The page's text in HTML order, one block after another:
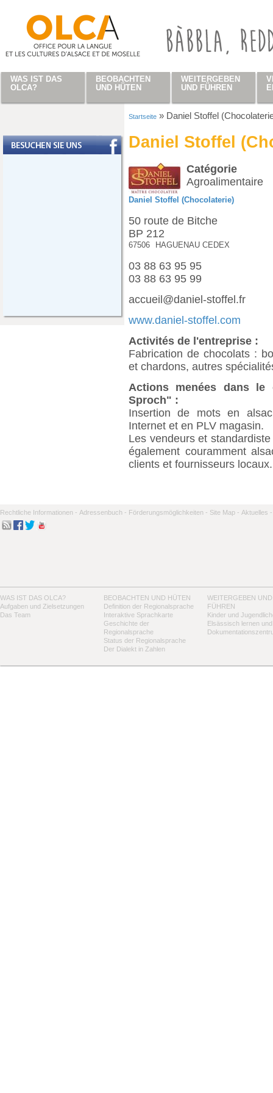
Startseite » Daniel Stoffel
Daniel Stoffel
Catégorie
Agroalimentaire
Daniel Stoffel (Chocolaterie)
50 route de Bitche
BP 212
67506 HAGUENAU CEDEX
03 88 63 95 95
03 88 63 95 99
accueil@daniel-stoffel.fr
www.daniel-stoffel.com
Activités de l'entreprise :
Fabrication de chocolats :
et chardons, autres
Actions menées dans
Sproch" :
Insertion de mots en
Internet et en PLV magasin.
Les vendeurs et
également couramment
clients et fournisseurs locaux.
Rechtliche Informationen - Adressenbuch - Förderungsmöglichkeiten - Site Map - Aktuelles -
WAS IST DAS OLCA?
Aufgaben und Zielsetzungen
Das Team
BEOBACHTEN UND HÜTEN
Definition der Regionalsprache
Interaktive Sprachkarte
Geschichte der
Regionalsprache
Status der Regionalsprache
Der Dialekt in Zahlen
WEITERGEBEN UND
FÜHREN
Kinder und
Elsässisch lernen
WAS IST DAS
OLCA?
BEOBACHTEN
UND HÜTEN
WEITERGEBEN
UND FÜHREN